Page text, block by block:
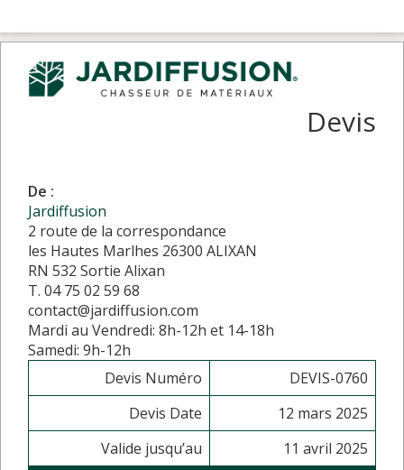
Devis
De :
Jardiffusion
2 route de la correspondance
les Hautes Marlhes 26300 ALIXAN
RN 532 Sortie Alixan
T. 04 75 02 59 68
contact@jardiffusion.com
Mardi au Vendredi: 8h-12h et 14-18h
Samedi: 9h-12h
Devis Numéro
DEVIS-0760
Devis Date
12 mars 2025
Valide jusqu’au
11 avril 2025